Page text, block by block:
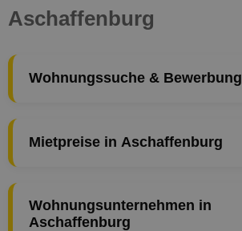
Aschaffenburg
Wohnungssuche & Bewerbung
Mietpreise in Aschaffenburg
Wohnungsunternehmen in
Aschaffenburg